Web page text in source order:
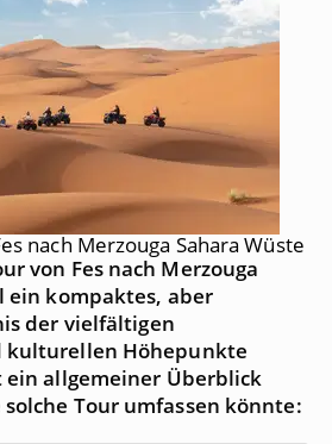
nach Merzouga Sahara Wüste
von Fes nach Merzouga
ein kompaktes, aber
der vielfältigen
kulturellen Höhepunkte
ein allgemeiner Überblick
Tour umfassen könnte: